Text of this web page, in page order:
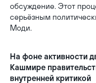
обсуждение. Этот
серьёзным
Моди.
На фоне активности
Кашмире
внутренней критикой